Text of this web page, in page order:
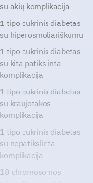
su akių komplikacija
1 tipo cukrinis diabetas
su hiperosmoliariškumu
1 tipo cukrinis diabetas
su kita patikslinta
komplikacija
1 tipo cukrinis diabetas
su kraujotakos
komplikacija
1 tipo cukrinis diabetas
su nepatikslinta
komplikacija
18 chromosomos